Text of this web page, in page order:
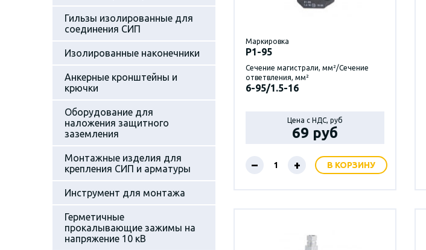
Гильзы изолированные для
соединения СИП
Изолированные наконечники
Анкерные кронштейны и
крючки
Оборудование для
наложения защитного
заземления
Монтажные изделия для
крепления СИП и арматуры
Инструмент для монтажа
Герметичные
прокалывающие зажимы на
напряжение 10 кВ
Маркировка
P1-95
Сечение магистрали, мм²/Сечение
ответвления, мм²
6-95/1.5-16
Цена с НДС, руб
69 руб
– + В КОРЗИНУ